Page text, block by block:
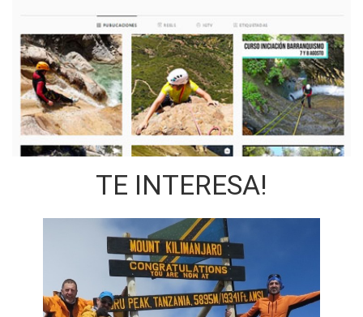
TE INTERESA!